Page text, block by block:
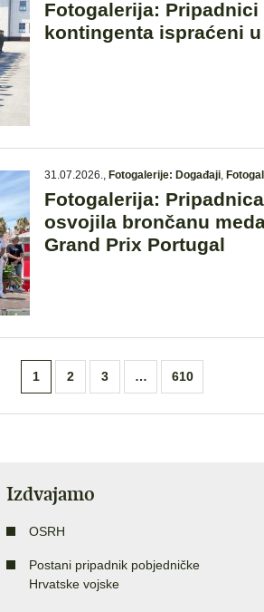
Fotogalerija: Pripadnici
kontingenta ispraćeni
31.07.2026., Fotogalerije: Događaji,
Fotogalerija:
osvojila brončanu
Grand Prix Portugal
1 2 3 … 610
Izdvajamo
OSRH
Postani pripadnik pobjedničke
Hrvatske vojske